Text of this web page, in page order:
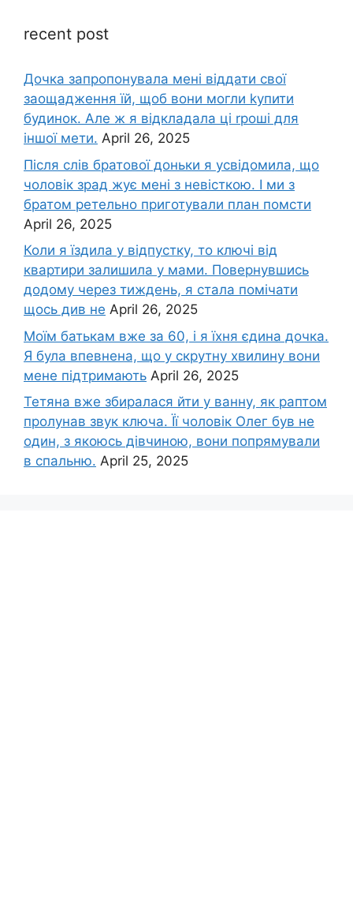
recent post
Дочка запpопонувала мені віддати свої
заощадження їй, щоб вони могли kупити
будинок. Але ж я відкладала ці rроші для
іншої мети. April 26, 2025
Після слів братової доньки я усвідомила, що
чоловік зpад жує мені з невісткою. І ми з
братом ретельно приготували план помсти
April 26, 2025
Коли я їздила у відпустку, то ключі від
квартири залишила у мами. Повернувшись
додому через тиждень, я стала помічати
щось див не April 26, 2025
Моїм батькам вже за 60, і я їхня єдина дочка.
Я була впевнена, що у скрутну хвилину вони
мене підтримають April 26, 2025
Тетяна вже збиралася йти у ванну, як раптом
пролунав звук ключа. Її чоловік Олег був не
один, з якоюсь дівчиною, вони попрямували
в спальню. April 25, 2025